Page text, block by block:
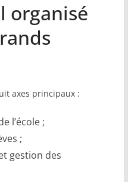
organisé
axes principaux :
l’école ;
;
gestion des